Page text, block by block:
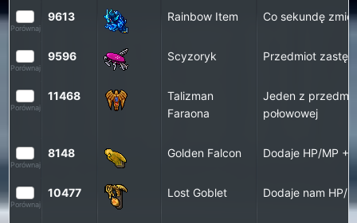
Porównaj
9613 Rainbow Item Co sekundę
Porównaj
9596 Scyzoryk Przedmiot
Porównaj
11468
Talizman
Faraona
Jeden z
połowowej
Porównaj
8148 Golden Falcon Dodaje HP/MP
Porównaj
10477 Lost Goblet Dodaje nam HP/